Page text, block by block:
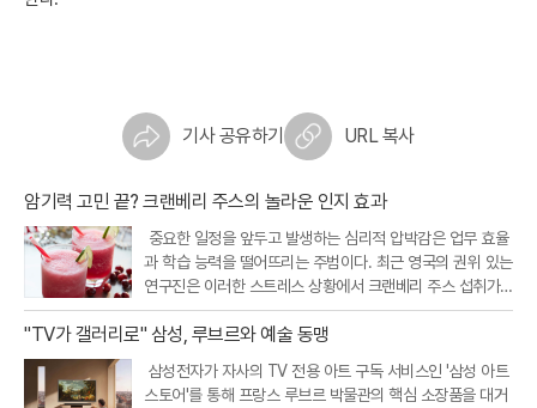
기사 공유하기 URL 복사
암기력 고민 끝? 크랜베리 주스의 놀라운 인지 효과
중요한 일정을 앞두고 발생하는 심리적 압박감은 업무 효율
과 학습 능력을 떨어뜨리는 주범이다. 최근 영국의 권위 있는
연구진은 이러한 스트레스 상황에서 크랜베리 주스 섭취가
인지 기능을 개선하고 정서적 안정을 돕는다는 흥미로운 연
구 결과를 내놓았다. 크랜베리에 풍부한 특정 항산화 성분이
"TV가 갤러리로" 삼성, 루브르와 예술 동맹
삼성전자가 자사의 TV 전용 아트 구독 서비스인 '삼성 아트
스토어'를 통해 프랑스 루브르 박물관의 핵심 소장품을 대거